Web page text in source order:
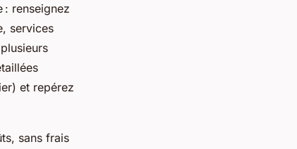
: renseignez
services
et repérez
sans frais